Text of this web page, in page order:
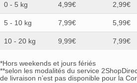
0 - 5 kg 4,99€ 2,99€
5 - 10 kg 7,99€ 5,99€
10 - 20 kg 9,99€ 7,99€
*Hors weekends et jours fériés
**selon les modalités du service
de livraison n’est pas disponible pour la